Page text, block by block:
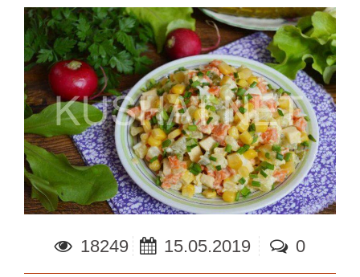
18249 15.05.2019 0